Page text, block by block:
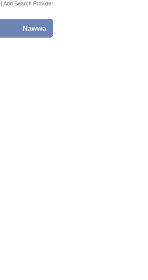
| Add Search Provider
Nawwa